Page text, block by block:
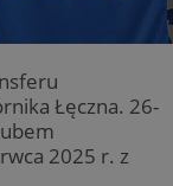
Łęczna. 26-
2025 r. z